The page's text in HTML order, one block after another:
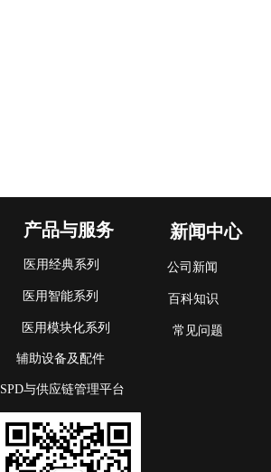
常见问题
医用模块化系列
辅助设备及配件
SPD与供应链管理平台
产品与服务
医用智能系列 百科知识
公司新闻
医用经典系列
新闻中心